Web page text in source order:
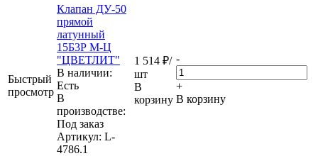
Быстрый
просмотр
Клапан ДУ-50
прямой
латунный
15Б3Р М-Ц
"ЦВЕТЛИТ"
В наличии:
Eсть
В
производстве:
Под заказ
Артикул: L-
4786.1
1 514 ₽/
шт
В
корзину
-
+
В корзину